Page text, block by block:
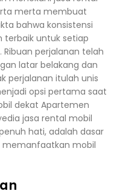
merta membuat
bahwa konsistensi
terbaik untuk setiap
perjalanan telah
latar belakang dan
perjalanan itulah unis
opsi pertama saat
dekat Apartemen
jasa rental mobil
hati, adalah dasar
memanfaatkan mobil